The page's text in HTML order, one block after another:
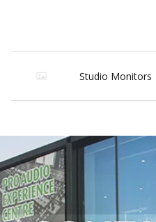
Studio Monitors